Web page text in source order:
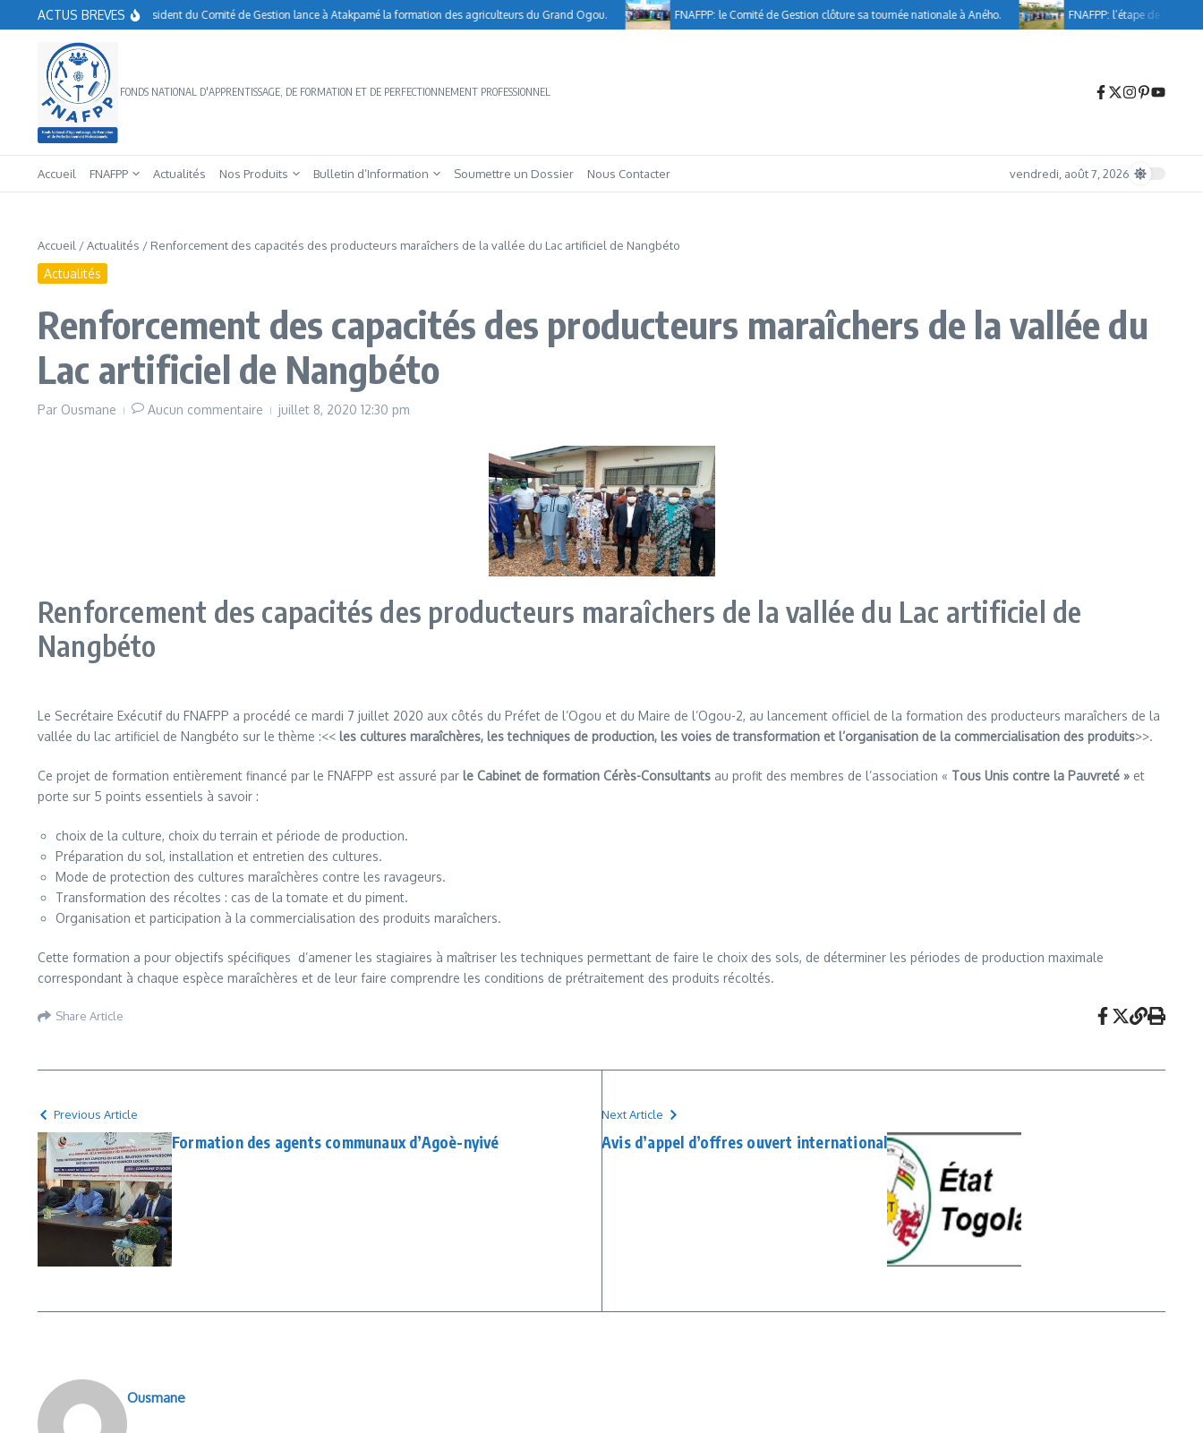
Aller au contenu
ACTUS BREVES
FNAFPP: le Président du Comité de Gestion lance à Atakpamé la formation des agriculteurs du Grand Ogou. FNAFPP: le Comité de Gestion clôture sa tournée nationale à Aného. FNAFPP: l’étape de Tsévié
FONDS NATIONAL D'APPRENTISSAGE, DE FORMATION ET DE PERFECTIONNEMENT PROFESSIONNEL
Accueil FNAFPP Actualités Nos Produits Bulletin d’Information Soumettre un Dossier Nous Contacter vendredi, août 7, 2026
Accueil /Actualités / Renforcement des capacités des producteurs maraîchers de la vallée du Lac artificiel de Nangbéto
Actualités
Renforcement des capacités des producteurs maraîchers de la vallée du
Lac artificiel de Nangbéto
Par Ousmane Aucun commentaire juillet 8, 2020 12:30 pm
Renforcement des capacités des producteurs maraîchers de la vallée du Lac artificiel de
Nangbéto
Le Secrétaire Exécutif du FNAFPP a procédé ce mardi 7 juillet 2020 aux côtés du Préfet de l’Ogou et du Maire de l’Ogou-2, au lancement officiel de la formation des producteurs maraîchers de la
vallée du lac artificiel de Nangbéto sur le thème :<< les cultures maraîchères, les techniques de production, les voies de transformation et l’organisation de la commercialisation des produits>>.
Ce projet de formation entièrement financé par le FNAFPP est assuré par le Cabinet de formation Cérès-Consultants au profit des membres de l’association « Tous Unis contre la Pauvreté » et
porte sur 5 points essentiels à savoir :
choix de la culture, choix du terrain et période de production.
Préparation du sol, installation et entretien des cultures.
Mode de protection des cultures maraîchères contre les ravageurs.
Transformation des récoltes : cas de la tomate et du piment.
Organisation et participation à la commercialisation des produits maraîchers.
Cette formation a pour objectifs spécifiques d’amener les stagiaires à maîtriser les techniques permettant de faire le choix des sols, de déterminer les périodes de production maximale
correspondant à chaque espèce maraîchères et de leur faire comprendre les conditions de prétraitement des produits récoltés.
Share Article
Previous Article
Formation des agents communaux d’Agoè-nyivé
Next Article
Avis d’appel d’offres ouvert international
Ousmane